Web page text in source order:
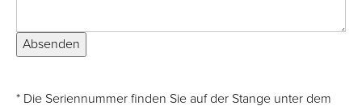
Absenden
* Die Seriennummer finden Sie auf der Stange unter dem